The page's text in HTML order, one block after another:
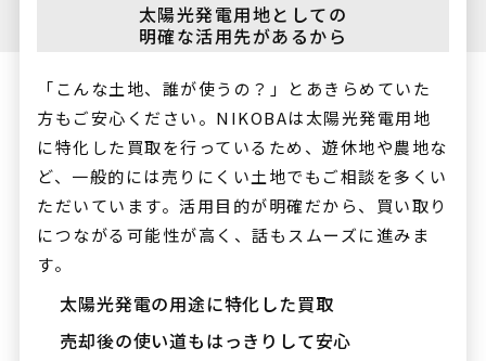
太陽光発電用地としての
明確な活用先があるから
「こんな土地、誰が使うの？」とあきらめていた
方もご安心ください。NIKOBAは太陽光発電用地
に特化した買取を行っているため、遊休地や農地な
ど、一般的には売りにくい土地でもご相談を多くい
ただいています。活用目的が明確だから、買い取り
につながる可能性が高く、話もスムーズに進みま
す。
太陽光発電の用途に特化した買取
売却後の使い道もはっきりして安心